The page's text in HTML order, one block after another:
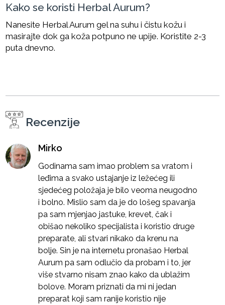
Kako se koristi Herbal Aurum?
Nanesite Herbal Aurum gel na suhu i čistu kožu i
masirajte dok ga koža potpuno ne upije. Koristite 2-3
puta dnevno.
Recenzije
Mirko
Godinama sam imao problem sa vratom i
leđima a svako ustajanje iz ležećeg ili
sjedećeg položaja je bilo veoma neugodno
i bolno. Mislio sam da je do lošeg spavanja
pa sam mjenjao jastuke, krevet, čak i
obišao nekoliko specijalista i koristio druge
preparate, ali stvari nikako da krenu na
bolje. Sin je na internetu pronašao Herbal
Aurum pa sam odlučio da probam i to, jer
više stvarno nisam znao kako da ublažim
bolove. Moram priznati da mi ni jedan
preparat koji sam ranije koristio nije